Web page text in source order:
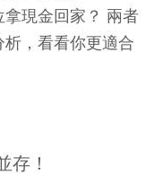
現金回家？ 兩者
，看看你更適合
存！